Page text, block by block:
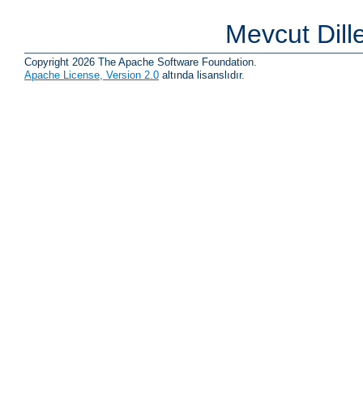
Mevcut
Copyright 2026 The Apache Software Foundation.
Apache License, Version 2.0 altında lisanslıdır.